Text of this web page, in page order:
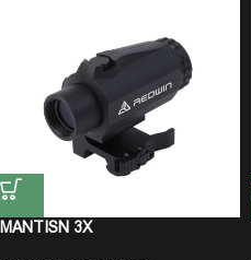
MANTISN 3X